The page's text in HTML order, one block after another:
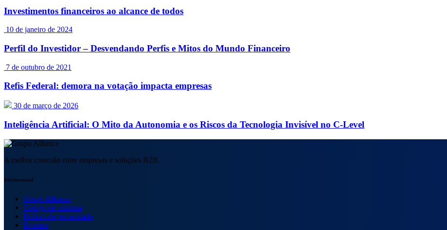
Investimentos financeiros ao alcance de todos
10 de janeiro de 2024
Perfil do Investidor – Desvendando Perfis e Mitos do Mundo Financeiro
7 de outubro de 2021
Refis Federal: demora na votação impacta empresas
30 de março de 2026
Inteligência Artificial: O Mito da Autonomia e os Riscos da Tecnologia Invisível no C-Level
A melhor conexão entre empresas e soluções B2B.
Institucional
Grupo Alliance
Código de conduta
Política de privacidade
Eventos